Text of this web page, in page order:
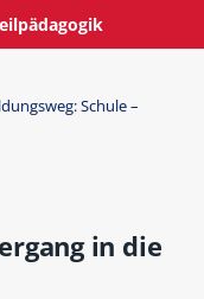
Schule –
in die